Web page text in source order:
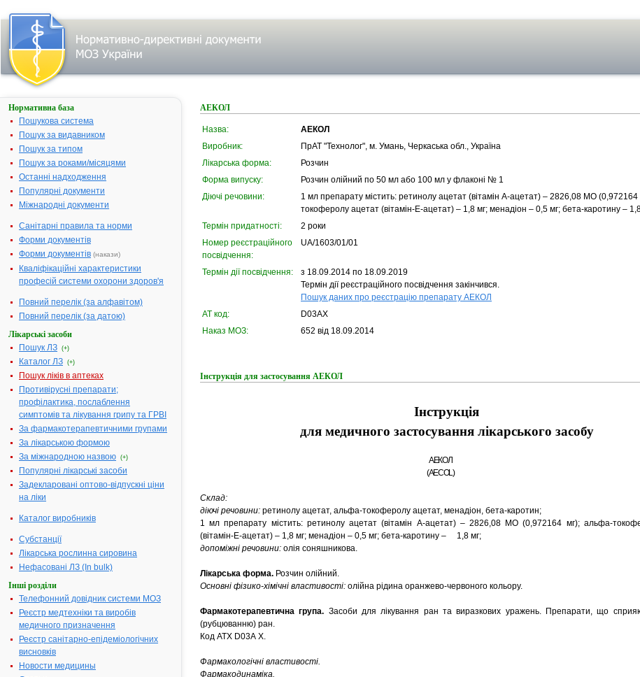
Нормативна база
Пошукова система
Пошук за видавником
Пошук за типом
Пошук за роками/місяцями
Останні надходження
Популярні документи
Міжнародні документи
Санітарні правила та норми
Форми документів
Форми документів (накази)
Кваліфікаційні характеристики
професій системи охорони здоров'я
Повний перелік (за алфавітом)
Повний перелік (за датою)
Лікарські засоби
Пошук ЛЗ (+)
Каталог ЛЗ (+)
Пошук ліків в аптеках
Противірусні препарати;
профілактика, послаблення
симптомів та лікування грипу та ГРВІ
За фармакотерапевтичними групами
За лікарською формою
За міжнародною назвою (+)
Популярні лікарські засоби
Задекларовані оптово-відпускні ціни
на ліки
Каталог виробників
Субстанції
Лікарська рослинна сировина
Нефасовані ЛЗ (In bulk)
Інші розділи
Телефонний довідник системи МОЗ
Реєстр медтехніки та виробів
медичного призначення
Реєстр санітарно-епідеміологічних
висновків
Новости медицины
АЕКОЛ
Назва:
АЕКОЛ
Виробник:
ПрАТ "Технолог", м. Умань, Черкаська обл., Україна
Лікарська форма:
Розчин
Форма випуску:
Розчин олійний по 50 мл або 100 мл у флаконі № 1
Діючі речовини:
1 мл препарату містить: ретинолу ацетат (вітамін А-ацетат) – 2826,08 МО
токоферолу ацетат (вітамін-Е-ацетат) – 1,8 мг; менадіон – 0,5 мг; бета-каротину –
Термін придатності:
2 роки
Номер реєстраційного
посвідчення:
UA/1603/01/01
Термін дії посвідчення:
з 18.09.2014 по 18.09.2019
Термін дії реєстраційного посвідчення закінчився.
Пошук даних про реєстрацію препарату АЕКОЛ
АТ код:
D03AX
Наказ МОЗ:
652 від 18.09.2014
Інструкція для застосування АЕКОЛ
Інструкція
для медичного застосування лікарського засобу
АЕКОЛ
(AECOL)
Склад:
діючі речовини: ретинолу ацетат, альфа-токоферолу ацетат, менадіон, бета-каротин;
1 мл препарату містить: ретинолу ацетат (вітамін А-ацетат) – 2826,08 МО (0,972164 мг); альфа-
(вітамін-Е-ацетат) – 1,8 мг; менадіон – 0,5 мг; бета-каротину – 1,8 мг;
допоміжні речовини: олія соняшникова.
Лікарська форма. Розчин олійний.
Основні фізико-хімічні властивості: олійна рідина оранжево-червоного кольору.
Фармакотерапевтична група. Засоби для лікування ран та виразкових уражень. Препарати, що
(рубцюванню) ран.
Код АТХ D03А X.
Фармакологічні властивості.
Фармакодинаміка.